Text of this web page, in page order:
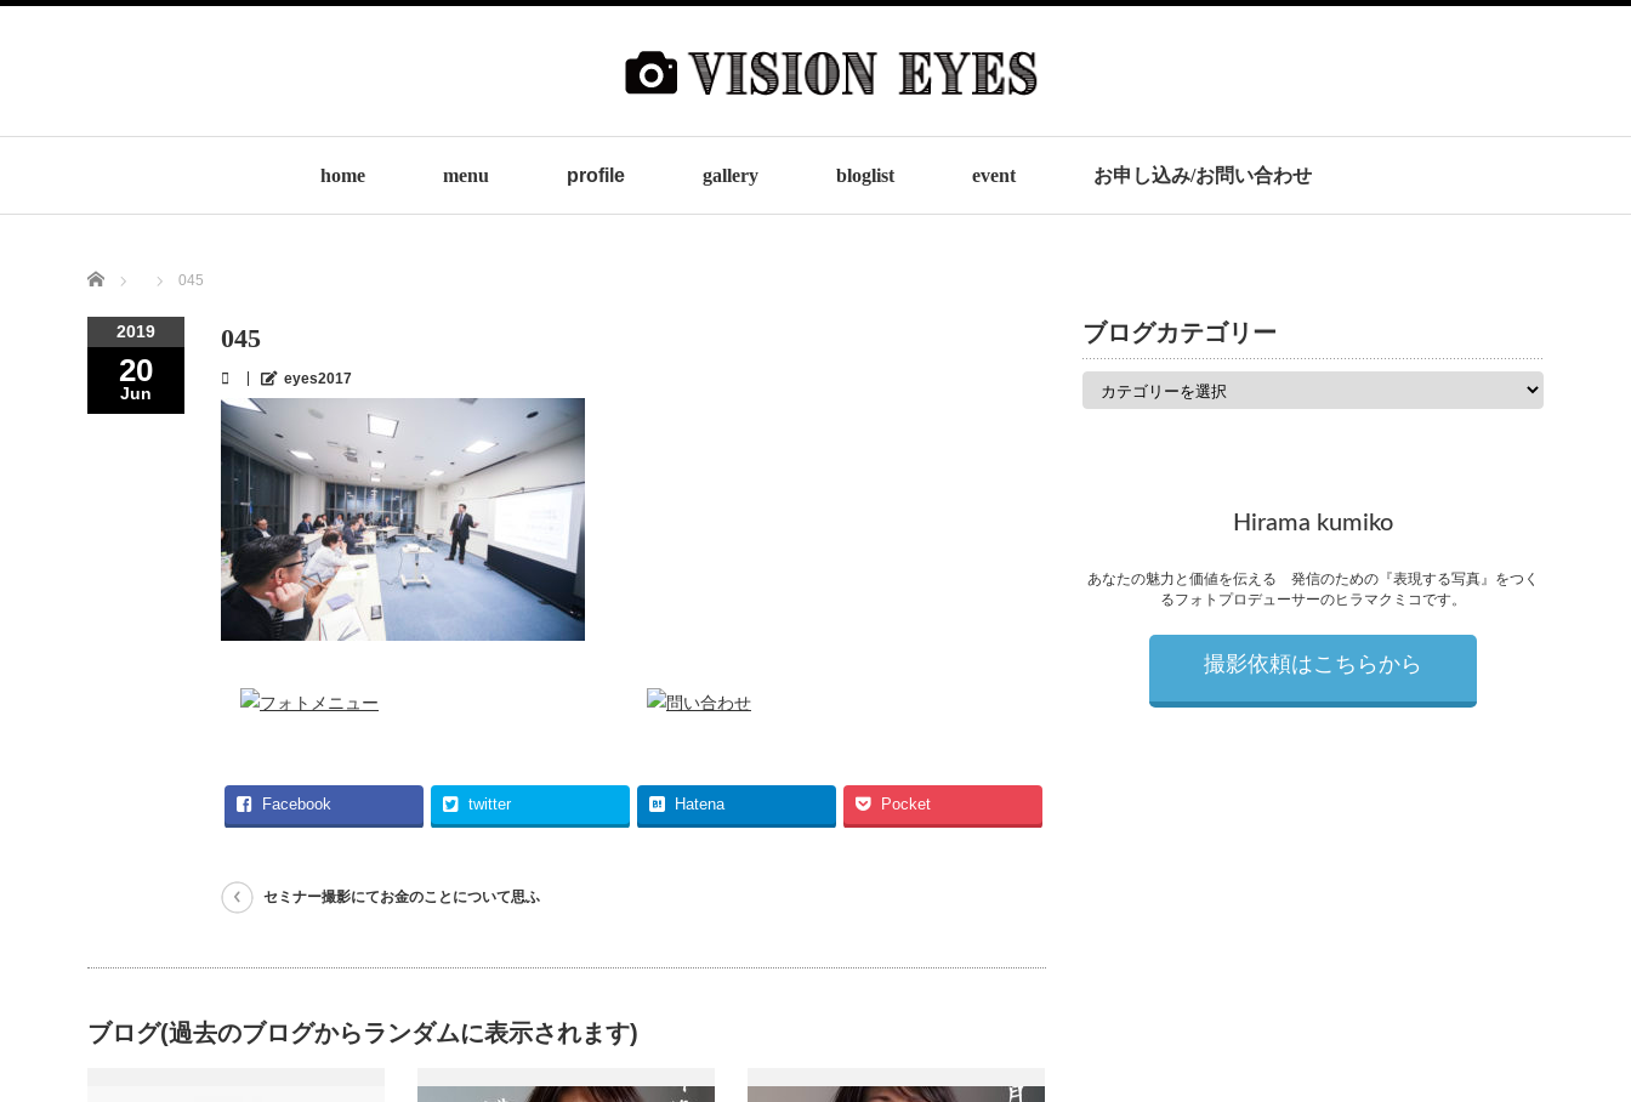
home menu profile gallery bloglist event お申し込み/お問い合わせ
Home 045
2019
20
Jun
045
eyes2017
Facebook twitter Hatena Pocket
セミナー撮影にてお金のことについて思ふ
ブログ(過去のブログからランダムに表示されます)
ブログカテゴリー
Hirama kumiko
あなたの魅力と価値を伝える 発信のための『表現する写真』をつく
るフォトプロデューサーのヒラマクミコです。
撮影依頼はこちらから